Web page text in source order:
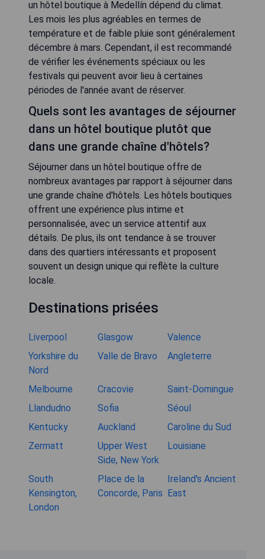
un hôtel boutique à Medellín dépend du climat.
Les mois les plus agréables en termes de
température et de faible pluie sont généralement
décembre à mars. Cependant, il est recommandé
de vérifier les événements spéciaux ou les
festivals qui peuvent avoir lieu à certaines
périodes de l'année avant de réserver.
Quels sont les avantages de séjourner
dans un hôtel boutique plutôt que
dans une grande chaîne d'hôtels?
Séjourner dans un hôtel boutique offre de
nombreux avantages par rapport à séjourner dans
une grande chaîne d'hôtels. Les hôtels boutiques
offrent une expérience plus intime et
personnalisée, avec un service attentif aux
détails. De plus, ils ont tendance à se trouver
dans des quartiers intéressants et proposent
souvent un design unique qui reflète la culture
locale.
Destinations prisées
Liverpool Glasgow
Valence
Yorkshire du
Nord
Valle de Bravo Angleterre
Melbourne Cracovie
Saint-Domingue
Llandudno
Sofia
Séoul
Kentucky
Auckland
Caroline du Sud
Zermatt
Upper West
Side, New York
Louisiane
South
Kensington,
London
Place de la
Concorde, Paris
Ireland's Ancient
East